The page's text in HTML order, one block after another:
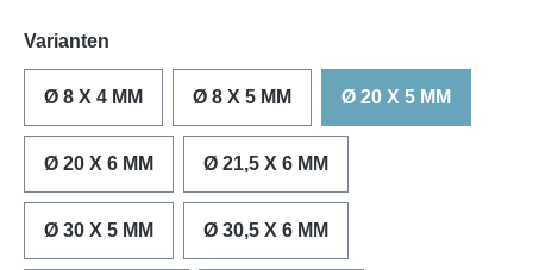
Varianten
Ø 8 X 4 MM Ø 8 X 5 MM Ø 20 X 5 MM
Ø 20 X 6 MM Ø 21,5 X 6 MM
Ø 30 X 5 MM Ø 30,5 X 6 MM